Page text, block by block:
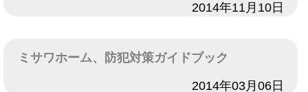
2014年11月10日
ミサワホーム、防犯対策ガイドブック
2014年03月06日